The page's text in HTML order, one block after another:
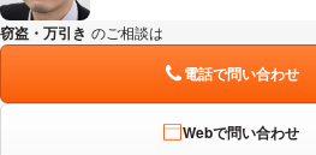
窃盗・万引き のご相談は
電話で問い合わせ
Webで問い合わせ